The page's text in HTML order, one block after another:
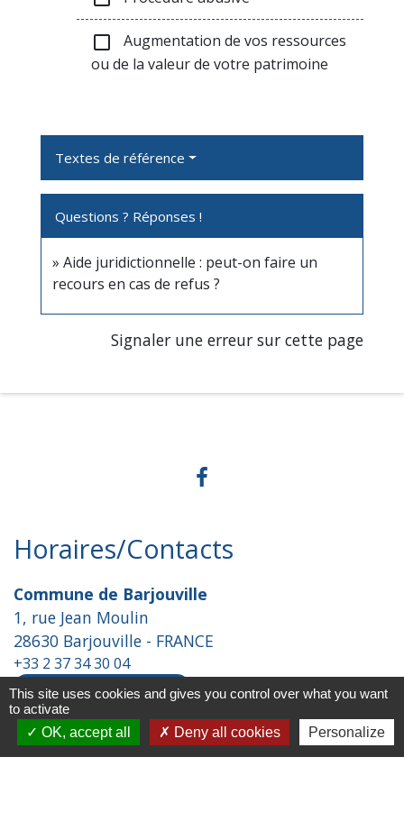
check_box_outline_blank
Augmentation de vos ressources
ou de la valeur de votre patrimoine
Textes de référence
Questions ? Réponses !
Aide juridictionnelle : peut-on faire un
recours en cas de refus ?
Signaler une erreur sur cette page
Horaires/Contacts
Commune de Barjouville
1, rue Jean Moulin
28630 Barjouville - FRANCE
+33 2 37 34 30 04
Contact par formulaire
Liens
This site uses cookies and gives you control over what you want
to activate
OK, accept all
Deny all cookies Personalize